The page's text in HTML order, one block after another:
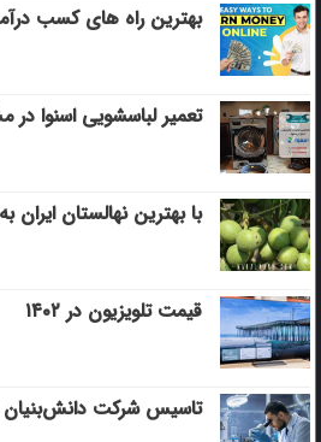
بهترین راه های کسب
تعمیر لباسشویی اسنوا در
با بهترین نهالستان ایران
قیمت تلویزیون در ۱۴۰۲
تاسیس شرکت دانش‌بنیان